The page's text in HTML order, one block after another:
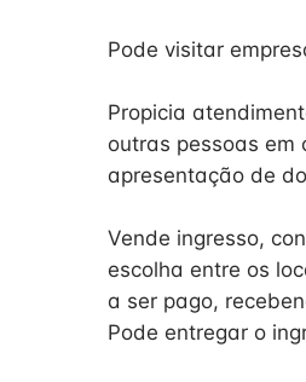
Pode visitar
Propicia
outras pessoas em
apresentação de
Vende ingresso,
escolha entre os
a ser pago,
Pode entregar o